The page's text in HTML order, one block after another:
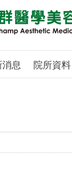
息 院所資料